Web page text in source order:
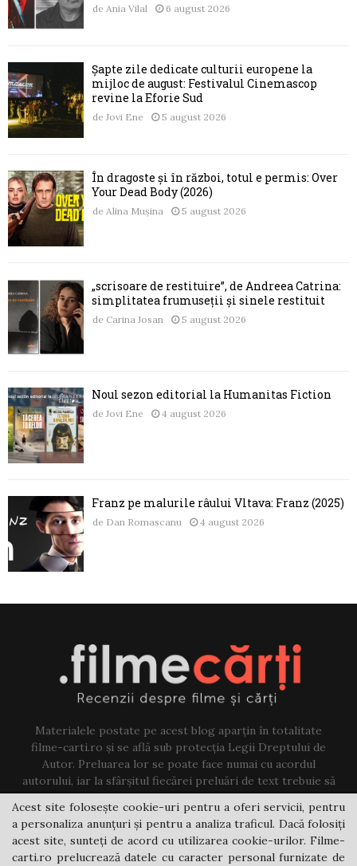
de Ania Vilal 6 august 2026
Șapte zile dedicate culturii europene la
mijloc de august: Festivalul Cinemascop
revine la Eforie Sud
de Jovi Ene 5 august 2026
În dragoste și în război, totul e permis: Over
Your Dead Body (2026)
de Alina Mușina 5 august 2026
„scrisoare de restituire”, de Andreea Catrina:
simplitatea frumuseții și sinele restituit
de Carina Josan 5 august 2026
Noul sezon editorial la Humanitas Fiction
de Jovi Ene 4 august 2026
Franz pe malurile râului Vltava: Franz (2025)
de Dan Romascanu 4 august 2026
Materialele postate pe acest blog aparțin în totalitate
filme-carti.ro și se află sub protecția Legii Dreptului de
Autor. Preluarea lor se poate face numai cu acordul
autorului, iar la sfârșitul fiecărei preluări de text trebuie să
existe un link către acest blog.
Contact us:jovi@filme-carti.ro
Acest site folosește cookie-uri pentru a oferi servicii, pentru
a personaliza anunțuri și pentru a analiza traficul. Dacă folosiți
acest site, sunteți de acord cu utilizarea cookie-urilor. Filme-
carti.ro prelucrează datele cu caracter personal furnizate de